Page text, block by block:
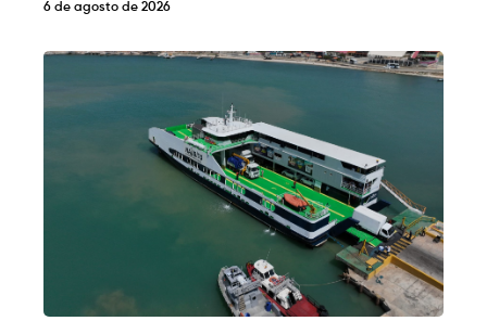
6 de agosto de 2026